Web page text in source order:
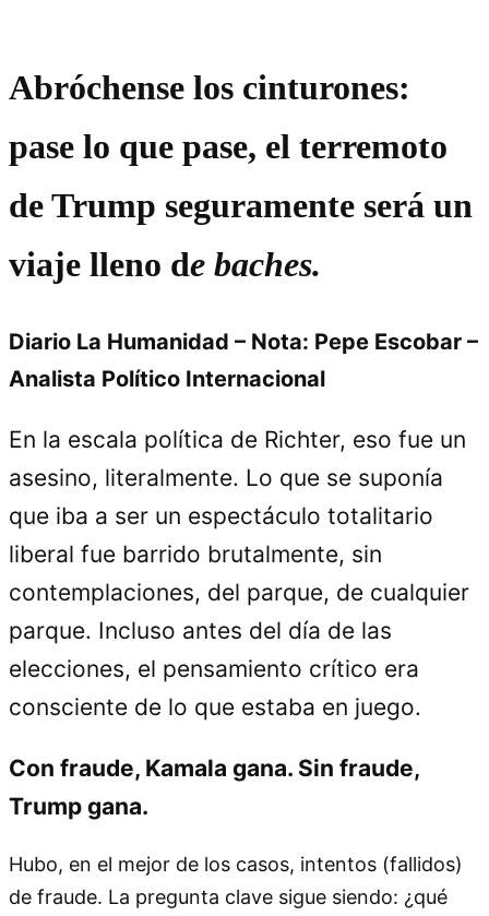
Abróchense los cinturones:
pase lo que pase, el terremoto
de Trump seguramente será un
viaje lleno de baches.
Diario La Humanidad – Nota: Pepe Escobar –
Analista Político Internacional
En la escala política de Richter, eso fue un
asesino, literalmente. Lo que se suponía
que iba a ser un espectáculo totalitario
liberal fue barrido brutalmente, sin
contemplaciones, del parque, de cualquier
parque. Incluso antes del día de las
elecciones, el pensamiento crítico era
consciente de lo que estaba en juego.
Con fraude, Kamala gana. Sin fraude,
Trump gana.
Hubo, en el mejor de los casos, intentos (fallidos)
de fraude. La pregunta clave sigue siendo: ¿qué